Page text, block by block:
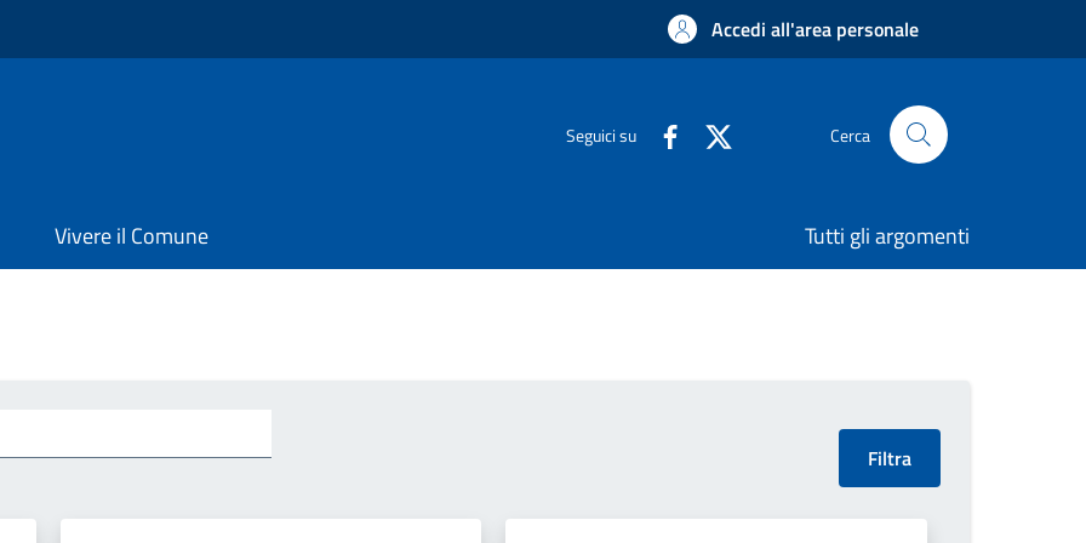
Accedi all'area personale
Seguici su Cerca
Vivere il Comune Tutti gli argomenti